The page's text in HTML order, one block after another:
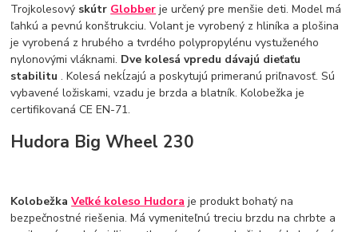
Trojkolesový skútr Globber je určený pre menšie deti. Model má
ľahkú a pevnú konštrukciu. Volant je vyrobený z hliníka a plošina
je vyrobená z hrubého a tvrdého polypropylénu vystuženého
nylonovými vláknami. Dve kolesá vpredu dávajú dieťaťu
stabilitu. Kolesá nekĺzajú a poskytujú primeranú priľnavosť. Sú
vybavené ložiskami, vzadu je brzda a blatník. Kolobežka je
certifikovaná CE EN-71.
Hudora Big Wheel 230
KolobežkaVeľké koleso Hudora je produkt bohatý na
bezpečnostné riešenia. Má vymeniteľnú treciu brzdu na chrbte a